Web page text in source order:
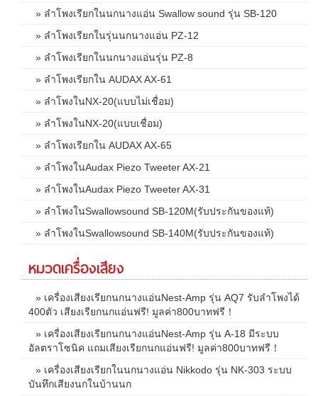
» ลำโพงเรียกในนกนางแอ่น Swallow sound รุ่น SB-120
» ลำโพงเรียกในรุ่นนกนางแอ่น PZ-12
» ลำโพงเรียกในนกนางแอ่นรุ่น PZ-8
» ลำโพงเรียกใน AUDAX AX-61
» ลำโพงในNX-20(แบบไม่เชื่อม)
» ลำโพงในNX-20(แบบเชื่อม)
» ลำโพงเรียกใน AUDAX AX-65
» ลำโพงในAudax Piezo Tweeter AX-21
» ลำโพงในAudax Piezo Tweeter AX-31
» ลำโพงในSwallowsound SB-120M(รับประกันของแท้)
» ลำโพงในSwallowsound SB-140M(รับประกันของแท้)
หมวดเครื่องเสียง
» เครื่องเสียงเรียกนกนางแอ่นNest-Amp รุ่น AQ7 รับลำโพงได้
400ตัว เสียงเรียกนกแอ่นฟรี! มูลค่า800บาทฟรี！
» เครื่องเสียงเรียกนกนางแอ่นNest-Amp รุ่น A-18 มีระบบ
อัลตราโซนิค แถมเสียงเรียกนกแอ่นฟรี! มูลค่า800บาทฟรี！
» เครื่องเสียงเรียกในนกนางแอ่น Nikkodo รุ่น NK-303 ระบบ
บันทึกเสียงนกในบ้านนก